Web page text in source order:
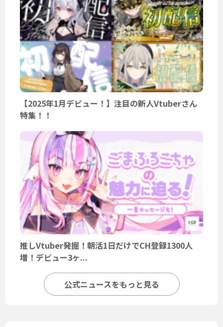
【2025年1月デビュー！】注目の新人Vtuberさん
特集！！
推しVtuber発掘！朝活1日だけでCH登録1300人
増！デビュー3ヶ...
公式ニュースをもっと見る